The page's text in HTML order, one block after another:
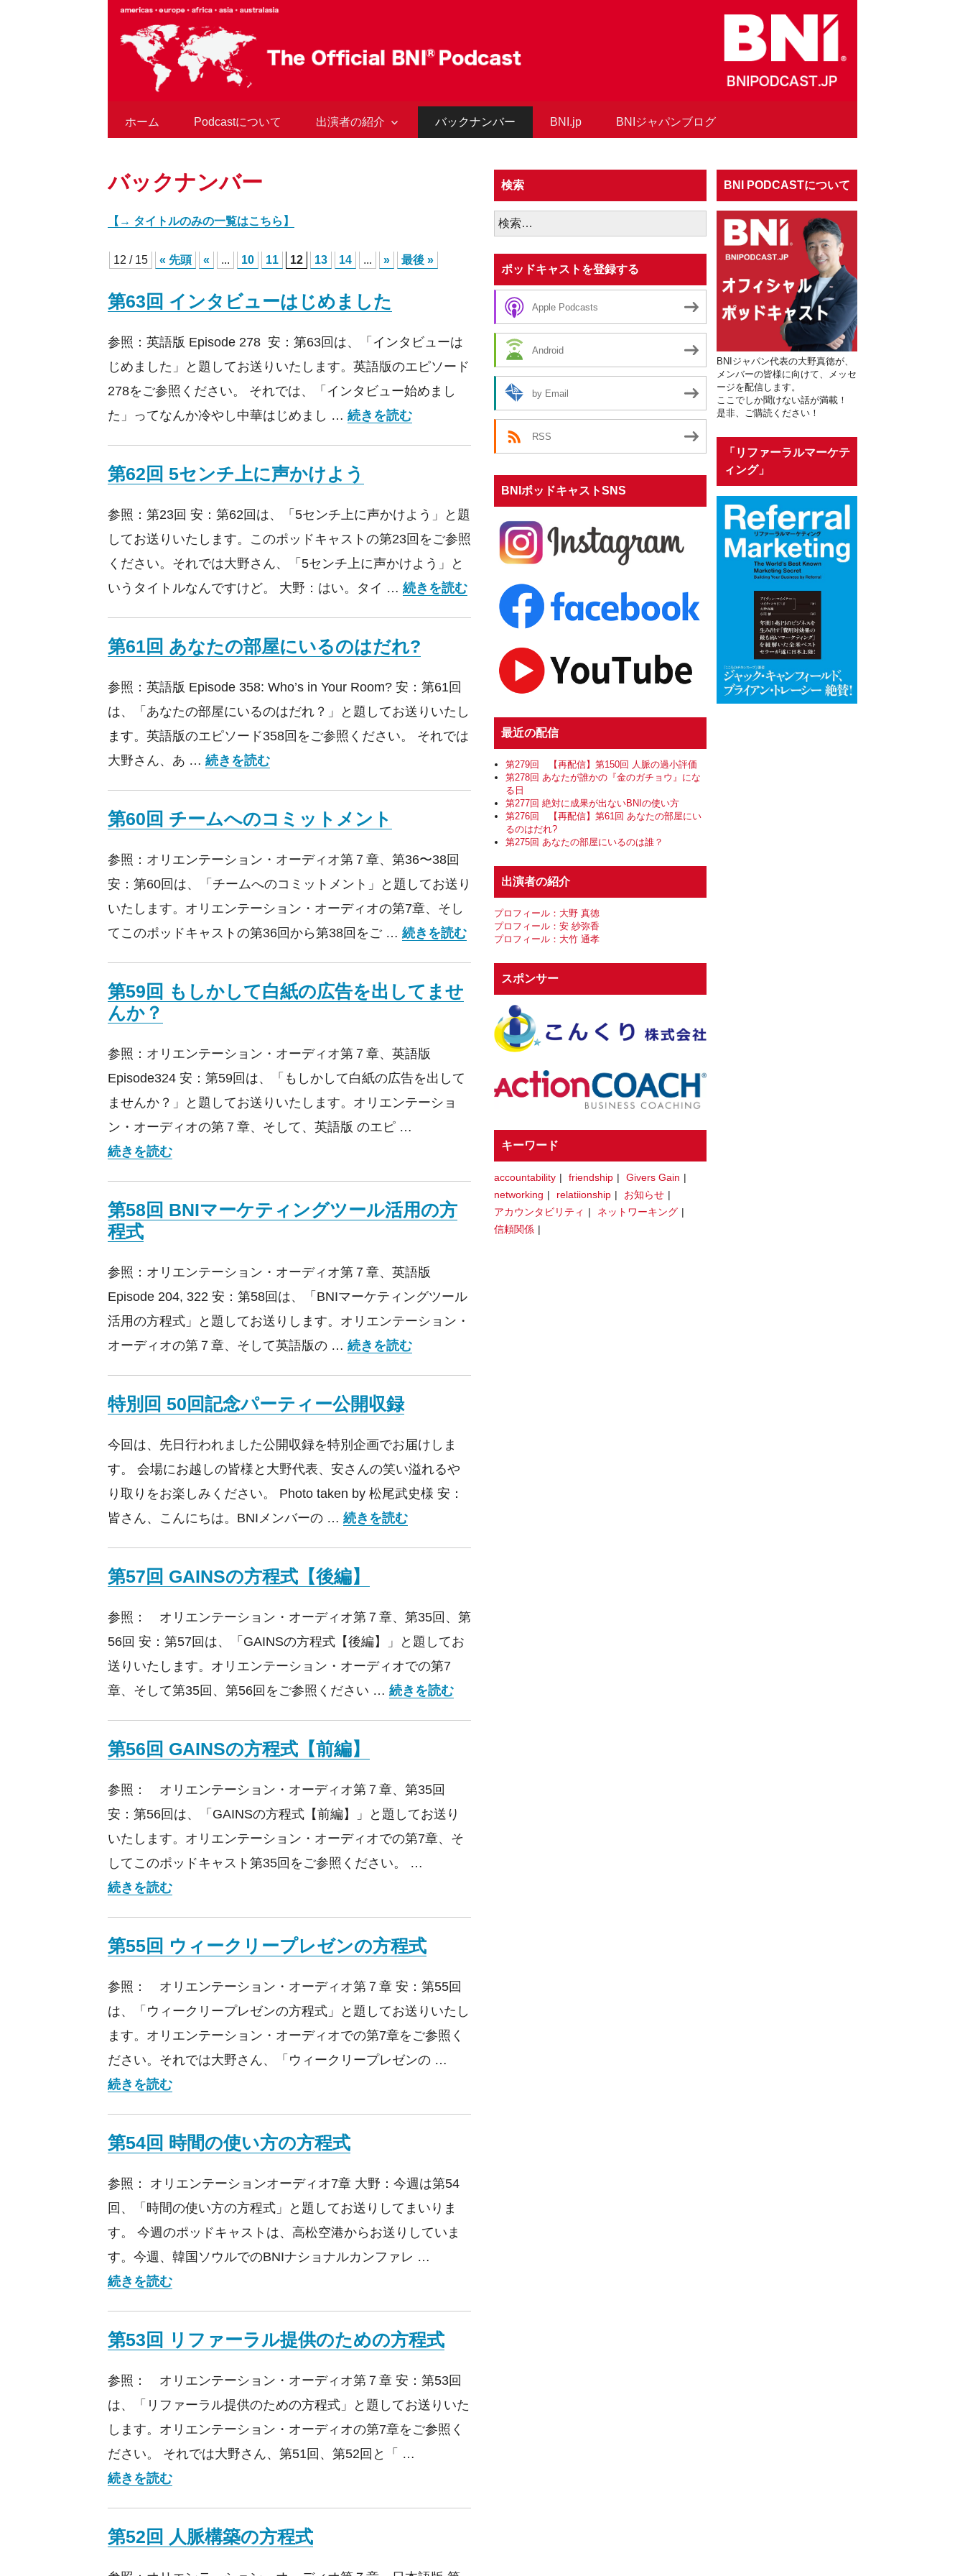
ホーム Podcastについて 出演者の紹介 バックナンバー BNI.jp BNIジャパンブログ
バックナンバー
【→ タイトルのみの一覧はこちら】
12 / 15 « 先頭 « ... 10 11 12 13 14 ... » 最後 »
第63回 インタビューはじめました
参照：英語版 Episode 278 安：第63回は、「インタビューは
じめました」と題してお送りいたします。英語版のエピソード
278をご参照ください。 それでは、「インタビュー始めまし
た」ってなんか冷やし中華はじめまし … 続きを読む第63回 インタビューはじめました
第62回 5センチ上に声かけよう
参照：第23回 安：第62回は、「5センチ上に声かけよう」と題
してお送りいたします。このポッドキャストの第23回をご参照
ください。それでは大野さん、「5センチ上に声かけよう」と
いうタイトルなんですけど。 大野：はい。タイ … 続きを読む第62回 5センチ上に声かけよう
第61回 あなたの部屋にいるのはだれ?
参照：英語版 Episode 358: Who’s in Your Room? 安：第61回
は、「あなたの部屋にいるのはだれ？」と題してお送りいたし
ます。英語版のエピソード358回をご参照ください。 それでは
大野さん、あ … 続きを読む第61回 あなたの部屋にいるのはだれ?
第60回 チームへのコミットメント
参照：オリエンテーション・オーディオ第７章、第36〜38回
安：第60回は、「チームへのコミットメント」と題してお送り
いたします。オリエンテーション・オーディオの第7章、そし
てこのポッドキャストの第36回から第38回をご … 続きを読む第60回 チームへのコミットメント
第59回 もしかして白紙の広告を出してませ
んか？
参照：オリエンテーション・オーディオ第７章、英語版
Episode324 安：第59回は、「もしかして白紙の広告を出して
ませんか？」と題してお送りいたします。オリエンテーショ
ン・オーディオの第７章、そして、英語版 のエピ …
続きを読む第59回 もしかして白紙の広告を出してませんか？
第58回 BNIマーケティングツール活用の方
程式
参照：オリエンテーション・オーディオ第７章、英語版
Episode 204, 322 安：第58回は、「BNIマーケティングツール
活用の方程式」と題してお送りします。オリエンテーション・
オーディオの第７章、そして英語版の … 続きを読む第58回 BNIマーケティングツール活用の方程式
特別回 50回記念パーティー公開収録
今回は、先日行われました公開収録を特別企画でお届けしま
す。 会場にお越しの皆様と大野代表、安さんの笑い溢れるや
り取りをお楽しみください。 Photo taken by 松尾武史様 安：
皆さん、こんにちは。BNIメンバーの … 続きを読む特別回 50回記念パーティー公開収録
第57回 GAINSの方程式【後編】
参照： オリエンテーション・オーディオ第７章、第35回、第
56回 安：第57回は、「GAINSの方程式【後編】」と題してお
送りいたします。オリエンテーション・オーディオでの第7
章、そして第35回、第56回をご参照ください … 続きを読む第57回 GAINSの方程式【後編】
第56回 GAINSの方程式【前編】
参照： オリエンテーション・オーディオ第７章、第35回
安：第56回は、「GAINSの方程式【前編】」と題してお送り
いたします。オリエンテーション・オーディオでの第7章、そ
してこのポッドキャスト第35回をご参照ください。 …
続きを読む第56回 GAINSの方程式【前編】
第55回 ウィークリープレゼンの方程式
参照： オリエンテーション・オーディオ第７章 安：第55回
は、「ウィークリープレゼンの方程式」と題してお送りいたし
ます。オリエンテーション・オーディオでの第7章をご参照く
ださい。それでは大野さん、「ウィークリープレゼンの …
続きを読む第55回 ウィークリープレゼンの方程式
第54回 時間の使い方の方程式
参照： オリエンテーションオーディオ7章 大野：今週は第54
回、「時間の使い方の方程式」と題してお送りしてまいりま
す。 今週のポッドキャストは、高松空港からお送りしていま
す。今週、韓国ソウルでのBNIナショナルカンファレ …
続きを読む第54回 時間の使い方の方程式
第53回 リファーラル提供のための方程式
参照： オリエンテーション・オーディオ第７章 安：第53回
は、「リファーラル提供のための方程式」と題してお送りいた
します。オリエンテーション・オーディオの第7章をご参照く
ださい。 それでは大野さん、第51回、第52回と「 …
続きを読む第53回 リファーラル提供のための方程式
第52回 人脈構築の方程式
BNI PODCASTについて
BNIジャパン代表の大野真徳が、
メンバーの皆様に向けて、メッセ
ージを配信します。
ここでしか聞けない話が満載！
是非、ご購読ください！
「リファーラルマーケテ
ィング」
検索
検
索:
ポッドキャストを登録する
Apple Podcasts
Android
by Email
RSS
BNIポッドキャストSNS
最近の配信
第279回 【再配信】第150回 人脈の過小評価
第278回 あなたが誰かの『金のガチョウ』にな
る日
第277回 絶対に成果が出ないBNIの使い方
第276回 【再配信】第61回 あなたの部屋にい
るのはだれ?
第275回 あなたの部屋にいるのは誰？
出演者の紹介
プロフィール：大野 真徳
プロフィール：安 紗弥香
プロフィール：大竹 通孝
スポンサー
キーワード
accountability friendship
Givers Gain
networking
relatiionship
お知らせ
アカウンタビリティ
ネットワーキング
信頼関係